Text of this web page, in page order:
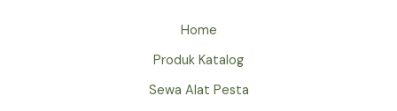
Home
Produk Katalog
Sewa Alat Pesta